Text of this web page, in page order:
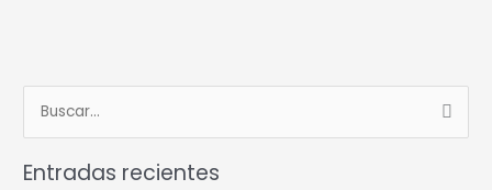
u
s
Entradas recientes